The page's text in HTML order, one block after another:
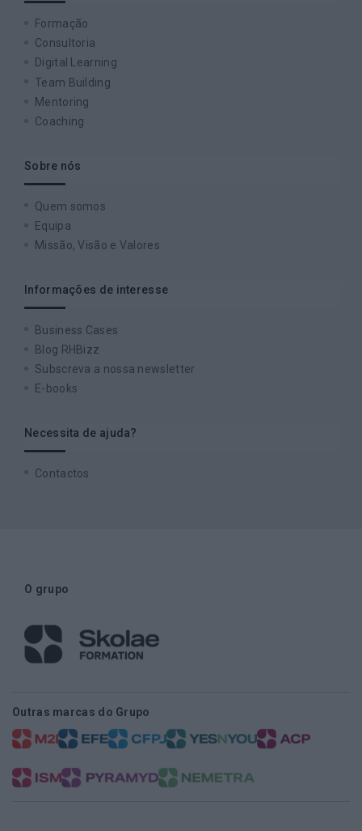
Formação
Consultoria
Digital Learning
Team Building
Mentoring
Coaching
Sobre nós
Quem somos
Equipa
Missão, Visão e Valores
Informações de interesse
Business Cases
Blog RHBizz
Subscreva a nossa newsletter
E-books
Necessita de ajuda?
Contactos
O grupo
Outras marcas do Grupo